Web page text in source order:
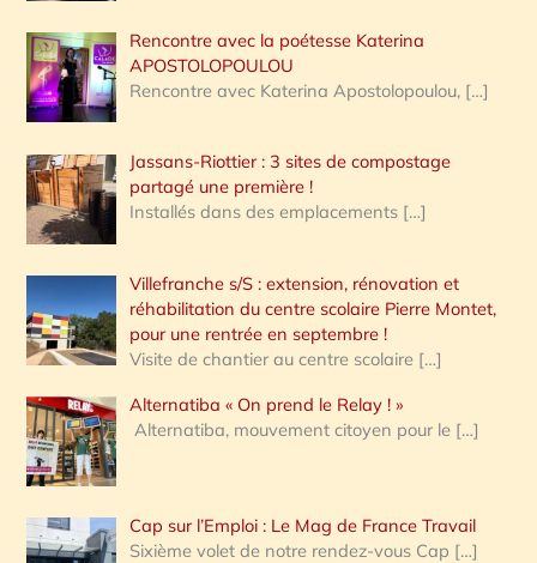
Rencontre avec la poétesse Katerina
APOSTOLOPOULOU
Rencontre avec Katerina Apostolopoulou, […]
Jassans-Riottier : 3 sites de compostage
partagé une première !
Installés dans des emplacements […]
Villefranche s/S : extension, rénovation et
réhabilitation du centre scolaire Pierre Montet,
pour une rentrée en septembre !
Visite de chantier au centre scolaire […]
Alternatiba « On prend le Relay ! »
Alternatiba, mouvement citoyen pour le […]
Cap sur l’Emploi : Le Mag de France Travail
Sixième volet de notre rendez-vous Cap […]